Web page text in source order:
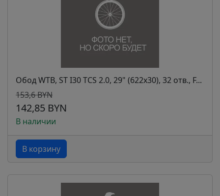
Обод WTB, ST I30 TCS 2.0, 29" (622x30), 32 отв., F...
153,6 BYN
142,85 BYN
В наличии
В корзину